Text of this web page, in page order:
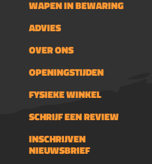
WAPEN IN BEWARING
ADVIES
OVER ONS
OPENINGSTIJDEN
FYSIEKE WINKEL
SCHRIJF EEN REVIEW
INSCHRIJVEN
NIEUWSBRIEF